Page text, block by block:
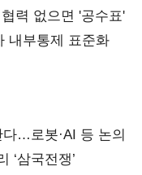
력 없으면 '공수표'
내부통제 표준화
…로봇·AI 등 논의
‘삼국전쟁’